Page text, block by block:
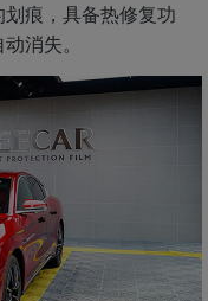
痕，具备热修复功
消失。